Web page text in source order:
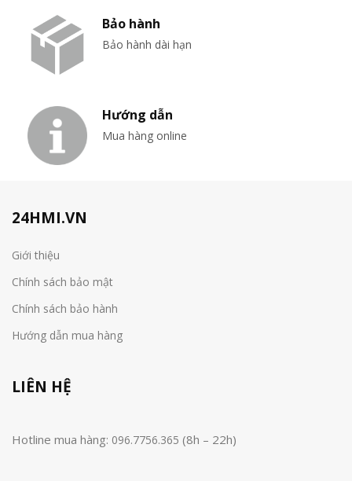
Bảo hành
Bảo hành dài hạn
Hướng dẫn
Mua hàng online
24HMI.VN
Giới thiệu
Chính sách bảo mật
Chính sách bảo hành
Hướng dẫn mua hàng
LIÊN HỆ
Hotline mua hàng: 096.7756.365 (8h – 22h)